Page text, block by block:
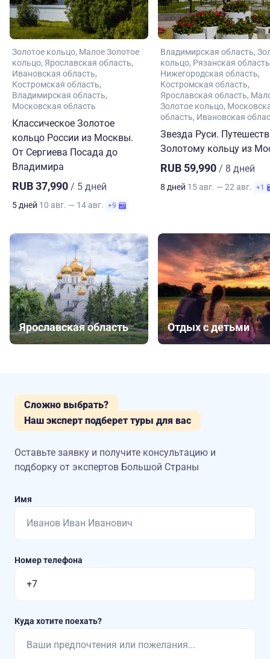
Золотое кольцо Малое Золотое
кольцо Ярославская область
Ивановская область
Костромская область
Владимирская область
Московская область
Классическое Золотое
кольцо России из Москвы.
От Сергиева Посада до
Владимира
RUB 37,990 / 5 дней
5 дней 10 авг. — 14 авг. +9
Владимирская область
кольцо Рязанская область
Нижегородская область
Костромская область
Ярославская область
Золотое кольцо
область Ивановская
Звезда Руси.
Золотому кольцу из
RUB 59,990 / 8 дней
8 дней 15 авг. — 22 авг. +1
Ярославская область Отдых с детьми
Сложно выбрать?
Наш эксперт подберет туры для вас
Оставьте заявку и получите консультацию и
подборку от экспертов Большой Страны
Имя
Номер телефона
Куда хотите поехать?